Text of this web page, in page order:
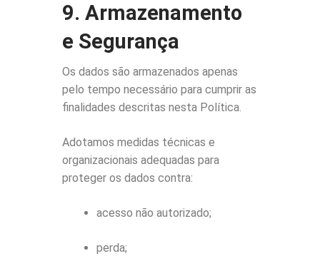
9. Armazenamento
e Segurança
Os dados são armazenados apenas
pelo tempo necessário para cumprir as
finalidades descritas nesta Política.
Adotamos medidas técnicas e
organizacionais adequadas para
proteger os dados contra:
acesso não autorizado;
perda;